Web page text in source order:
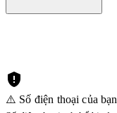
⚠️ Số điện thoại của